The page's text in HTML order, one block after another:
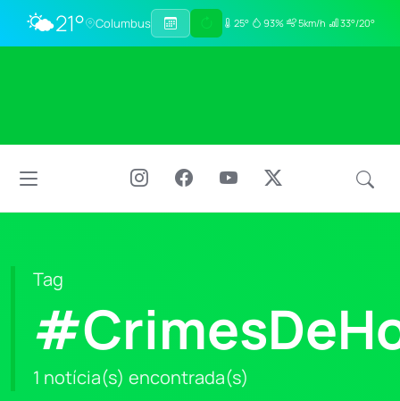
🌤️21° Columbus 25° 93% 5km/h 33°/20°
Tag
1 notícia(s) encontrada(s)